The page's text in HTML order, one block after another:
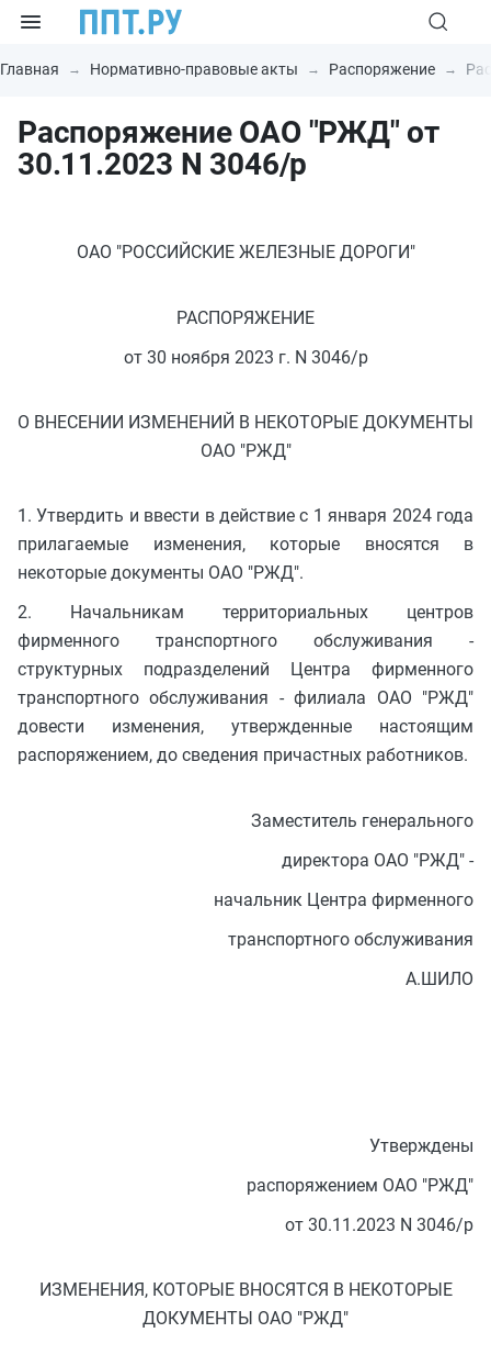
Главная Нормативно-правовые акты Распоряжение
Распоряжение ОАО "РЖД" от
30.11.2023 N 3046/р
ОАО "РОССИЙСКИЕ ЖЕЛЕЗНЫЕ ДОРОГИ"
РАСПОРЯЖЕНИЕ
от 30 ноября 2023 г. N 3046/р
О ВНЕСЕНИИ ИЗМЕНЕНИЙ В НЕКОТОРЫЕ ДОКУМЕНТЫ
ОАО "РЖД"
1. Утвердить и ввести в действие с 1 января 2024 года
прилагаемые изменения, которые вносятся в
некоторые документы ОАО "РЖД".
2. Начальникам территориальных центров
фирменного транспортного обслуживания -
структурных подразделений Центра фирменного
транспортного обслуживания - филиала ОАО "РЖД"
довести изменения, утвержденные настоящим
распоряжением, до сведения причастных работников.
Заместитель генерального
директора ОАО "РЖД" -
начальник Центра фирменного
транспортного обслуживания
А.ШИЛО
Утверждены
распоряжением ОАО "РЖД"
от 30.11.2023 N 3046/р
ИЗМЕНЕНИЯ, КОТОРЫЕ ВНОСЯТСЯ В НЕКОТОРЫЕ
ДОКУМЕНТЫ ОАО "РЖД"